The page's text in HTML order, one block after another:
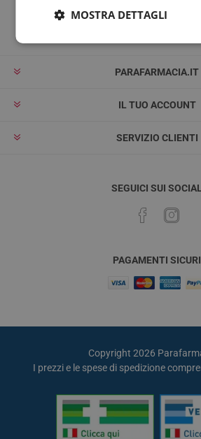
Iscriviti
PARAFARMACIA.IT
IL TUO ACCOUNT
SERVIZIO CLIENTI
SEGUICI SUI SOCIAL
PAGAMENTI SICURI
Copyright 2026
I prezzi e le spese di spedizione
MOSTRA DETTAGLI